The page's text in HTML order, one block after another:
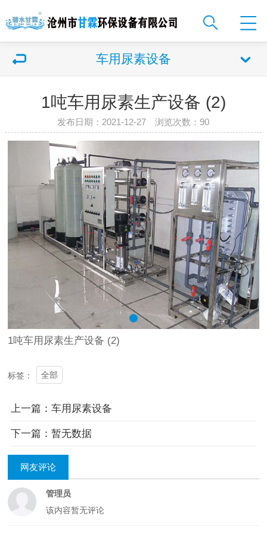
车用尿素设备
1吨车用尿素生产设备 (2)
发布日期：2021-12-27 浏览次数： 90
1吨车用尿素生产设备 (2)
标签： 全部
上一篇：车用尿素设备
下一篇：暂无数据
网友评论
管理员
该内容暂无评论